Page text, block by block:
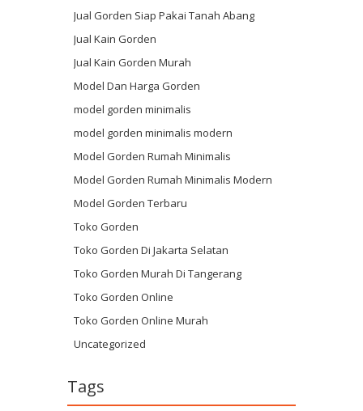
Jual Gorden Siap Pakai Tanah Abang
Jual Kain Gorden
Jual Kain Gorden Murah
Model Dan Harga Gorden
model gorden minimalis
model gorden minimalis modern
Model Gorden Rumah Minimalis
Model Gorden Rumah Minimalis Modern
Model Gorden Terbaru
Toko Gorden
Toko Gorden Di Jakarta Selatan
Toko Gorden Murah Di Tangerang
Toko Gorden Online
Toko Gorden Online Murah
Uncategorized
Tags